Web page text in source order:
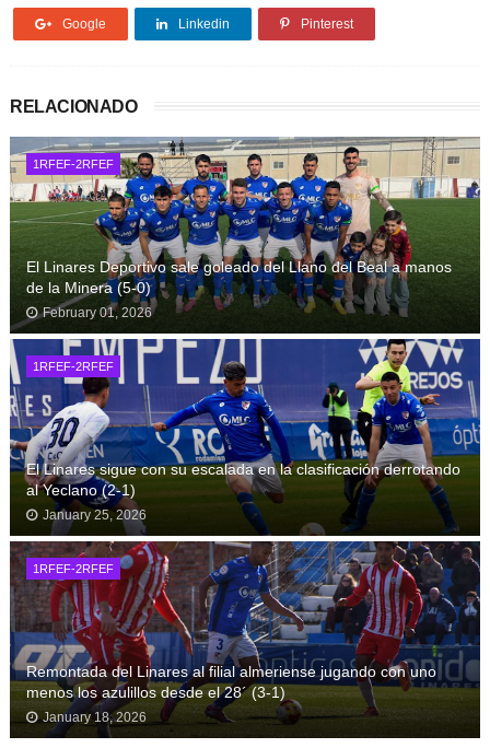
Google Linkedin Pinterest
RELACIONADO
1RFEF-2RFEF
El Linares Deportivo sale goleado del Llano del Beal a manos
de la Minera (5-0)
February 01, 2026
1RFEF-2RFEF
El Linares sigue con su escalada en la clasificación derrotando
al Yeclano (2-1)
January 25, 2026
1RFEF-2RFEF
Remontada del Linares al filial almeriense jugando con uno
menos los azulillos desde el 28´ (3-1)
January 18, 2026